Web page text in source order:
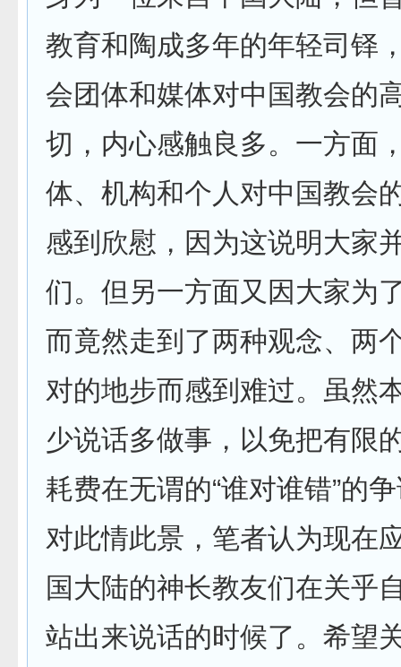
教育和陶成多年的年轻司铎
会团体和媒体对中国教会的
切，内心感触良多。一方面
体、机构和个人对中国教会
感到欣慰，因为这说明大家
们。但另一方面又因大家为
而竟然走到了两种观念、两
对的地步而感到难过。虽然
少说话多做事，以免把有限
耗费在无谓的“谁对谁错”的
对此情此景，笔者认为现在
国大陆的神长教友们在关乎
站出来说话的时候了。希望